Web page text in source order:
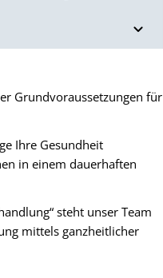
Grundvoraussetzungen für
Ihre Gesundheit
in einem dauerhaften
steht unser Team
mittels ganzheitlicher